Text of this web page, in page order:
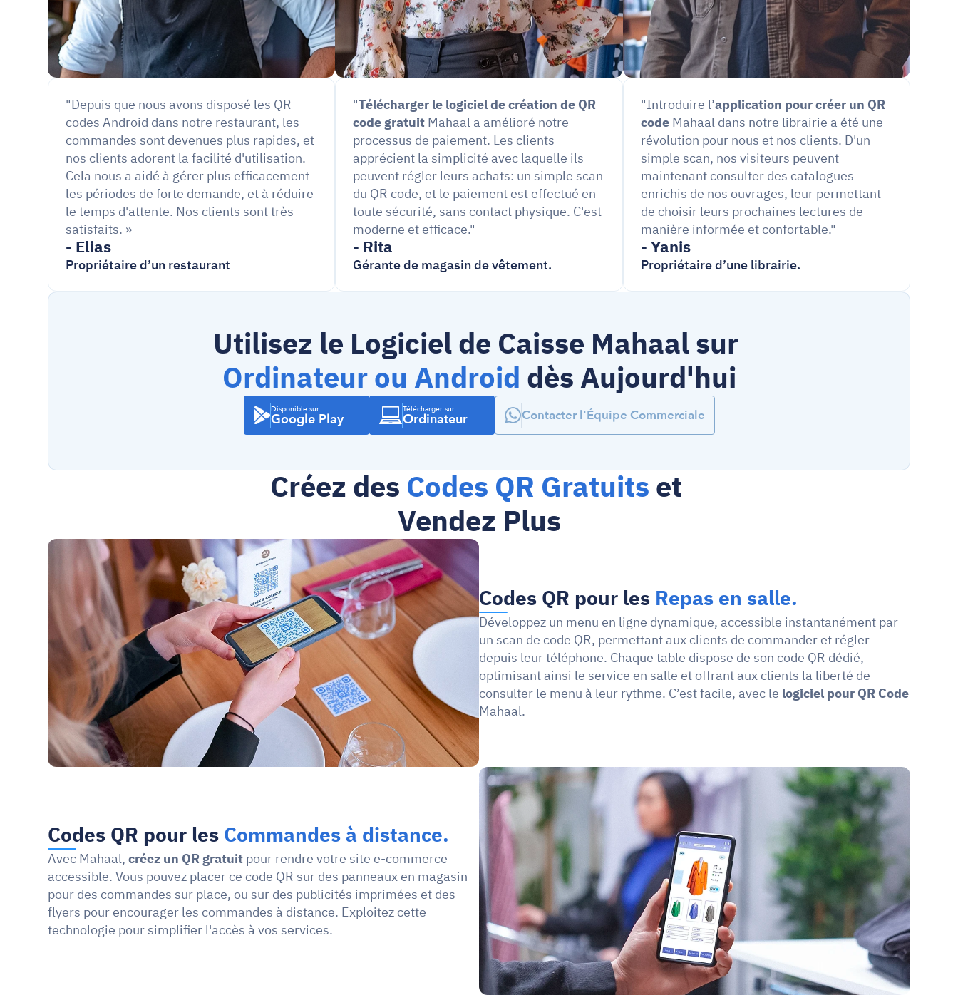
"Depuis que nous avons disposé les QR
codes Android dans notre restaurant, les
commandes sont devenues plus rapides, et
nos clients adorent la facilité d'utilisation.
Cela nous a aidé à gérer plus efficacement
les périodes de forte demande, et à réduire
le temps d'attente. Nos clients sont très
satisfaits. »
- Elias
Propriétaire d’un restaurant
"Télécharger le logiciel de création de QR
code gratuit Mahaal a amélioré notre
processus de paiement. Les clients
apprécient la simplicité avec laquelle ils
peuvent régler leurs achats: un simple scan
du QR code, et le paiement est effectué en
toute sécurité, sans contact physique. C'est
moderne et efficace."
- Rita
Gérante de magasin de vêtement.
"Introduire l’application pour créer un QR
code Mahaal dans notre librairie a été une
révolution pour nous et nos clients. D'un
simple scan, nos visiteurs peuvent
maintenant consulter des catalogues
enrichis de nos ouvrages, leur permettant
de choisir leurs prochaines lectures de
manière informée et confortable."
- Yanis
Propriétaire d’une librairie.
Ordinateur ou Android dès Aujourd'hui
Disponible sur
Google Play
Télécharger sur
Ordinateur Contacter l'Équipe Commerciale
Créez des Codes QR Gratuits et
Vendez Plus
Codes QR pour les Repas en salle.
Développez un menu en ligne dynamique, accessible instantanément par
un scan de code QR, permettant aux clients de commander et régler
depuis leur téléphone. Chaque table dispose de son code QR dédié,
optimisant ainsi le service en salle et offrant aux clients la liberté de
consulter le menu à leur rythme. C’est facile, avec le logiciel pour QR Code
Mahaal.
Codes QR pour les Commandes à distance.
Avec Mahaal, créez un QR gratuit pour rendre votre site e-commerce
accessible. Vous pouvez placer ce code QR sur des panneaux en magasin
pour des commandes sur place, ou sur des publicités imprimées et des
flyers pour encourager les commandes à distance. Exploitez cette
technologie pour simplifier l'accès à vos services.